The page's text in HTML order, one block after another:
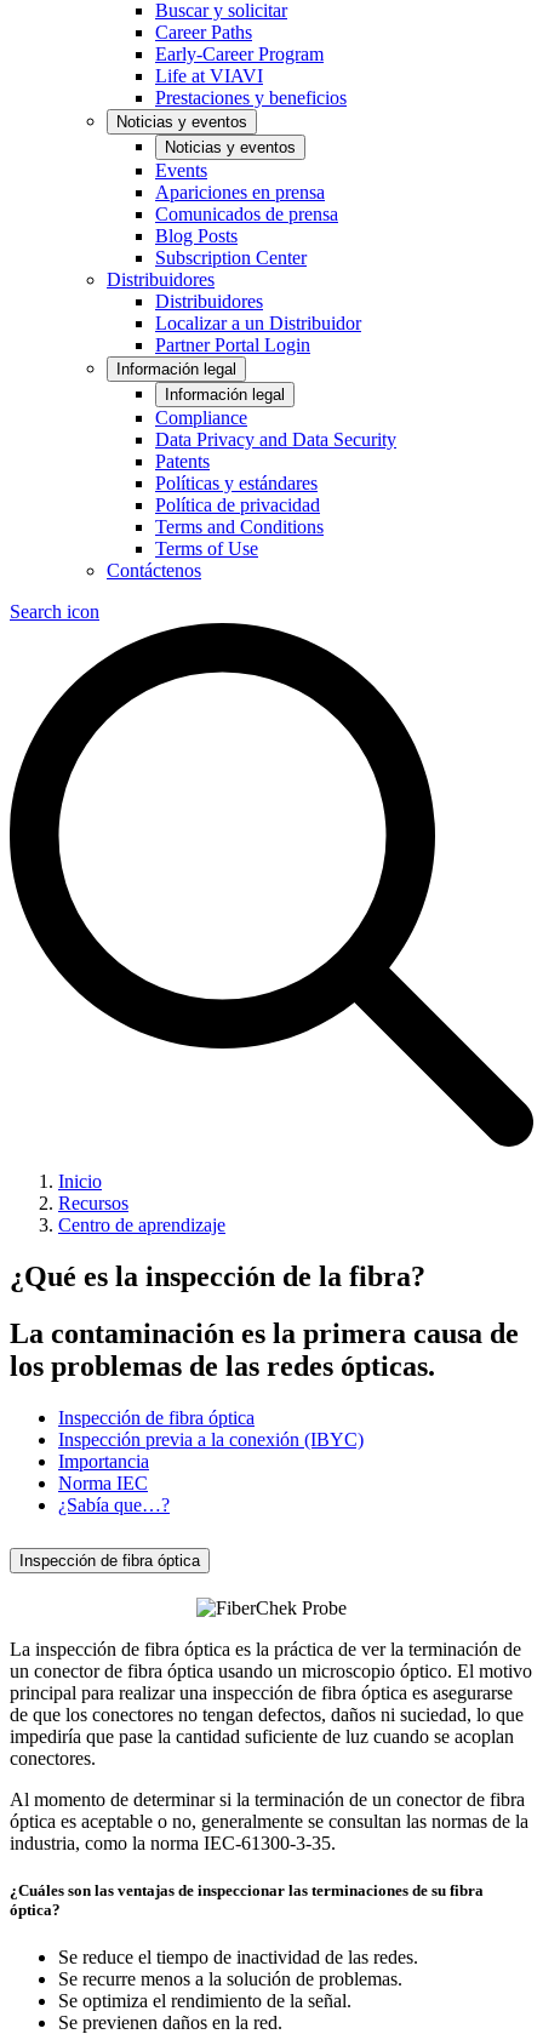
Buscar y solicitar
Career Paths
Early-Career Program
Life at VIAVI
Prestaciones y beneficios
Noticias y eventos
Noticias y eventos
Events
Apariciones en prensa
Comunicados de prensa
Blog Posts
Subscription Center
Distribuidores
Distribuidores
Localizar a un Distribuidor
Partner Portal Login
Información legal
Información legal
Compliance
Data Privacy and Data Security
Patents
Políticas y estándares
Política de privacidad
Terms and Conditions
Terms of Use
Contáctenos
Search icon
Inicio
Recursos
Centro de aprendizaje
¿Qué es la inspección de la fibra?
La contaminación es la primera causa de
los problemas de las redes ópticas.
Inspección de fibra óptica
Inspección previa a la conexión (IBYC)
Importancia
Norma IEC
¿Sabía que…?
Inspección de fibra óptica
La inspección de fibra óptica es la práctica de ver la terminación de
un conector de fibra óptica usando un microscopio óptico. El motivo
principal para realizar una inspección de fibra óptica es asegurarse
de que los conectores no tengan defectos, daños ni suciedad, lo que
impediría que pase la cantidad suficiente de luz cuando se acoplan
conectores.
Al momento de determinar si la terminación de un conector de fibra
óptica es aceptable o no, generalmente se consultan las normas de la
industria, como la norma IEC-61300-3-35.
¿Cuáles son las ventajas de inspeccionar las terminaciones de su fibra
óptica?
Se reduce el tiempo de inactividad de las redes.
Se recurre menos a la solución de problemas.
Se optimiza el rendimiento de la señal.
Se previenen daños en la red.